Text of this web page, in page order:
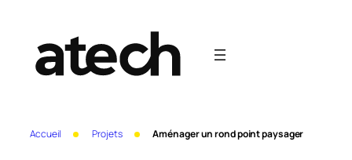
contenu
Accueil Projets Aménager un rond point paysager